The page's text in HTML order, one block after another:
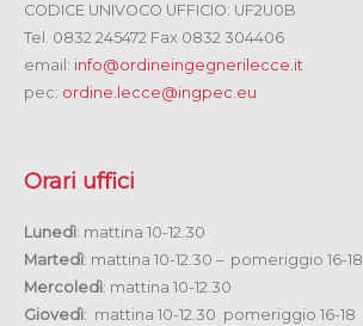
CODICE UNIVOCO UFFICIO: UF2U0B
Tel. 0832 245472 Fax 0832 304406
email: info@ordineingegnerilecce.it
pec: ordine.lecce@ingpec.eu
Orari uffici
Lunedì: mattina 10-12.30
Martedì: mattina 10-12.30 – pomeriggio 16-18
Mercoledì: mattina 10-12.30
Giovedì: mattina 10-12.30 pomeriggio 16-18